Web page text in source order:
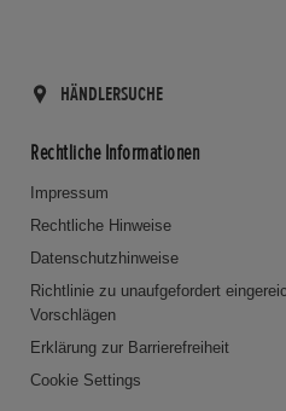
HÄNDLERSUCHE
Rechtliche Informationen
Impressum
Rechtliche Hinweise
Datenschutzhinweise
Richtlinie zu unaufgefordert
Vorschlägen
Erklärung zur Barrierefreiheit
Cookie Settings